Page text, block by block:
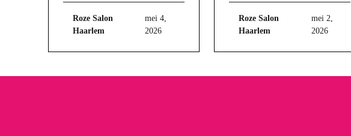
Roze Salon
Haarlem
mei 4,
2026
Roze Salon
Haarlem
mei 2,
2026